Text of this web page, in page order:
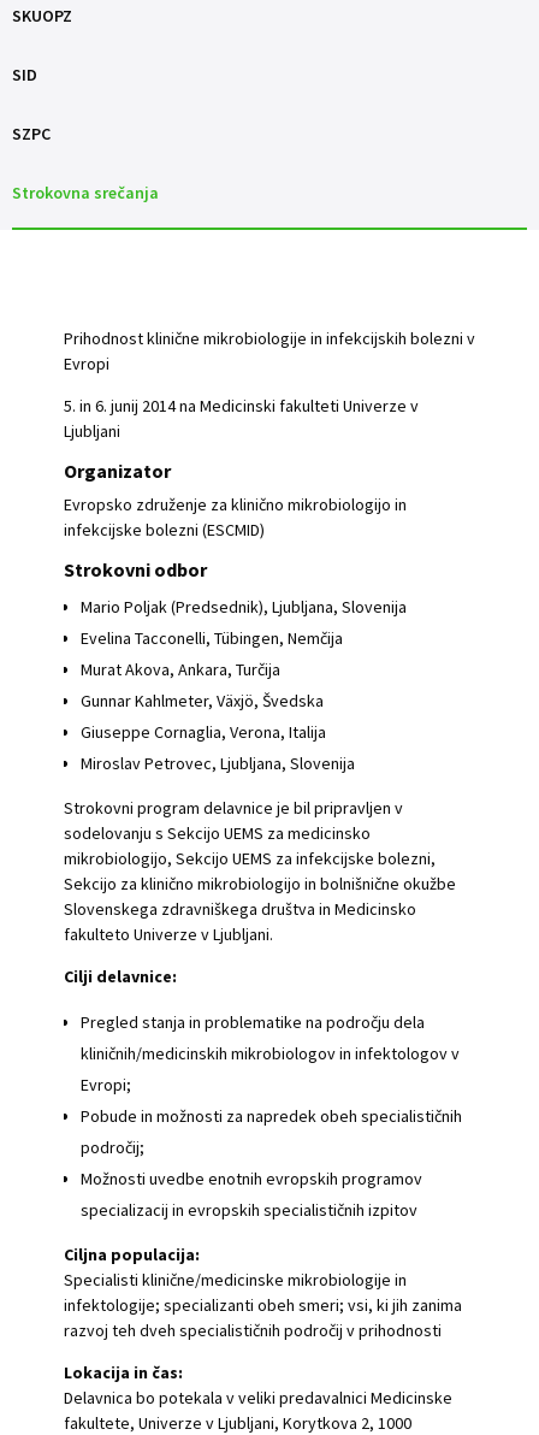
SKUOPZ
SID
SZPC
Strokovna srečanja
Prihodnost klinične mikrobiologije in infekcijskih bolezni v
Evropi
5. in 6. junij 2014 na Medicinski fakulteti Univerze v
Ljubljani
Organizator
Evropsko združenje za klinično mikrobiologijo in
infekcijske bolezni (ESCMID)
Strokovni odbor
Mario Poljak (Predsednik), Ljubljana, Slovenija
Evelina Tacconelli, Tübingen, Nemčija
Murat Akova, Ankara, Turčija
Gunnar Kahlmeter, Växjö, Švedska
Giuseppe Cornaglia, Verona, Italija
Miroslav Petrovec, Ljubljana, Slovenija
Strokovni program delavnice je bil pripravljen v
sodelovanju s Sekcijo UEMS za medicinsko
mikrobiologijo, Sekcijo UEMS za infekcijske bolezni,
Sekcijo za klinično mikrobiologijo in bolnišnične okužbe
Slovenskega zdravniškega društva in Medicinsko
fakulteto Univerze v Ljubljani.
Cilji delavnice:
Pregled stanja in problematike na področju dela
kliničnih/medicinskih mikrobiologov in infektologov v
Evropi;
Pobude in možnosti za napredek obeh specialističnih
področij;
Možnosti uvedbe enotnih evropskih programov
specializacij in evropskih specialističnih izpitov
Ciljna populacija:
Specialisti klinične/medicinske mikrobiologije in
infektologije; specializanti obeh smeri; vsi, ki jih zanima
razvoj teh dveh specialističnih področij v prihodnosti
Lokacija in čas:
Delavnica bo potekala v veliki predavalnici Medicinske
fakultete, Univerze v Ljubljani, Korytkova 2, 1000